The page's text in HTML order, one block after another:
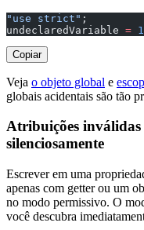
"use strict" ;
undeclaredVariable =
Copiar
Veja o objeto global e
globais acidentais são tão
Atribuições inválidas
silenciosamente
Escrever em uma
apenas com getter ou um
no modo permissivo. O
você descubra